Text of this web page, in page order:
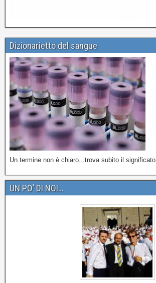
Dizionarietto del sangue
Un termine non è chiaro...trova subito il significato
UN PO’ DI NOI…